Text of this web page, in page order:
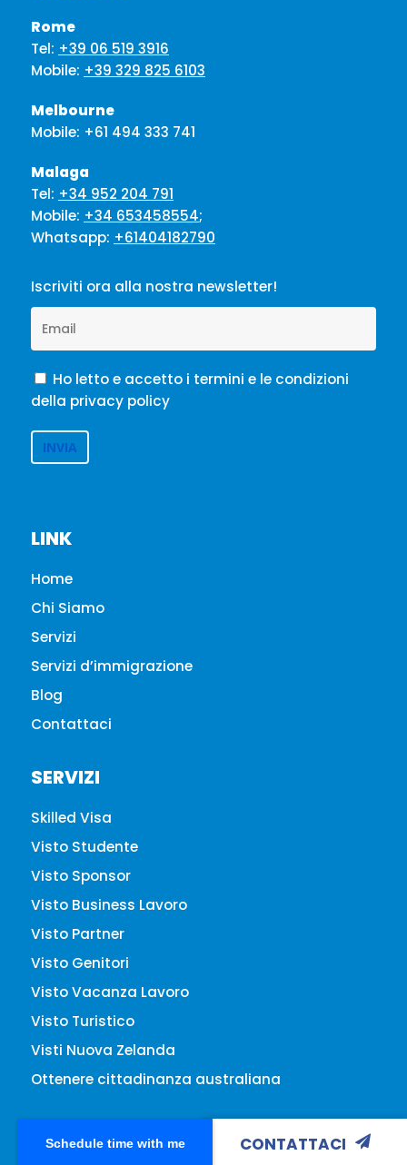
Schedule time with me CONTATTACI
Rome
Tel: +39 06 519 3916
Mobile: +39 329 825 6103
Melbourne
Mobile: +61 494 333 741
Malaga
Tel: +34 952 204 791
Mobile: +34 653458554;
Whatsapp: +61404182790
Iscriviti ora alla nostra newsletter!
Ho letto e accetto i termini e le condizioni
della privacy policy
LINK
Home
Chi Siamo
Servizi
Servizi d’immigrazione
Blog
Contattaci
SERVIZI
Skilled Visa
Visto Studente
Visto Sponsor
Visto Business Lavoro
Visto Partner
Visto Genitori
Visto Vacanza Lavoro
Visto Turistico
Visti Nuova Zelanda
Ottenere cittadinanza australiana